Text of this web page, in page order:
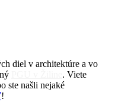
diel v architektúre a vo
. Viete
ste našli nejaké
!